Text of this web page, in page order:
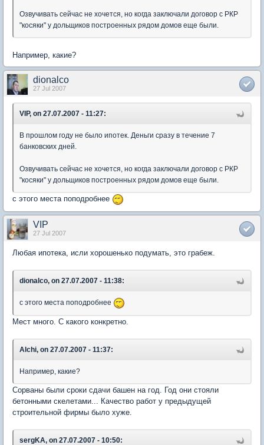
Озвучивать сейчас не хочется, но когда заключали договор с РКР
"косяки" у дольщиков построенных рядом домов еще были.
Например, какие?
dionalco
27 Jul 2007
VIP, on 27.07.2007 - 11:27:
В прошлом году не было ипотек. Деньги сразу в течение 7
банковских дней.
Озвучивать сейчас не хочется, но когда заключали договор с РКР
"косяки" у дольщиков построенных рядом домов еще были.
с этого места поподробнее
VIP
27 Jul 2007
Любая ипотека, исли хорошенько подумать, это грабеж.
dionalco, on 27.07.2007 - 11:38:
с этого места поподробнее
Мест много. С какого конкретно.
Alchi, on 27.07.2007 - 11:37:
Например, какие?
Сорваны были сроки сдачи башен на год. Год они стояли
бетонными скелетами... Качество работ у предыдущей
строительной фирмы было хуже.
sergKA, on 27.07.2007 - 10:50: